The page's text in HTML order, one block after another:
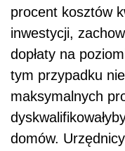
procent kosztów
inwestycji,
dopłaty na
tym przypadku
maksymalnych
domów.